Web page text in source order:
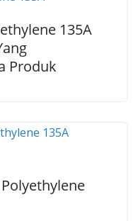
135A
Produk